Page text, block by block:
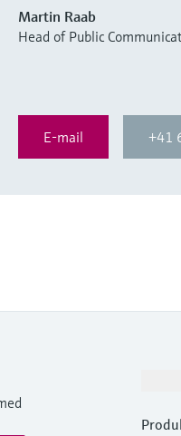
Martin Raab
Head of Public
E-mail +41